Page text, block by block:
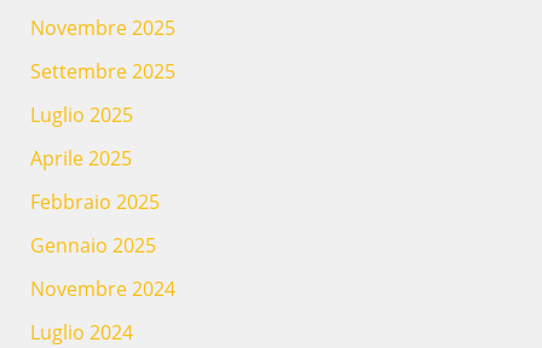
Novembre 2025
Settembre 2025
Luglio 2025
Aprile 2025
Febbraio 2025
Gennaio 2025
Novembre 2024
Luglio 2024